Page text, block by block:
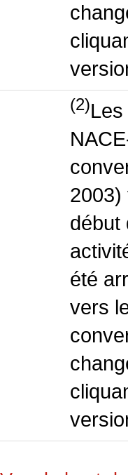
(2)
2003)
début
été
vers